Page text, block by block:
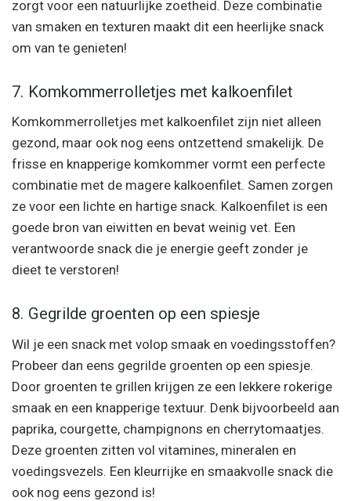
zorgt voor een natuurlijke zoetheid. Deze combinatie
van smaken en texturen maakt dit een heerlijke snack
om van te genieten!
7. Komkommerrolletjes met kalkoenfilet
Komkommerrolletjes met kalkoenfilet zijn niet alleen
gezond, maar ook nog eens ontzettend smakelijk. De
frisse en knapperige komkommer vormt een perfecte
combinatie met de magere kalkoenfilet. Samen zorgen
ze voor een lichte en hartige snack. Kalkoenfilet is een
goede bron van eiwitten en bevat weinig vet. Een
verantwoorde snack die je energie geeft zonder je
dieet te verstoren!
8. Gegrilde groenten op een spiesje
Wil je een snack met volop smaak en voedingsstoffen?
Probeer dan eens gegrilde groenten op een spiesje.
Door groenten te grillen krijgen ze een lekkere rokerige
smaak en een knapperige textuur. Denk bijvoorbeeld aan
paprika, courgette, champignons en cherrytomaatjes.
Deze groenten zitten vol vitamines, mineralen en
voedingsvezels. Een kleurrijke en smaakvolle snack die
ook nog eens gezond is!